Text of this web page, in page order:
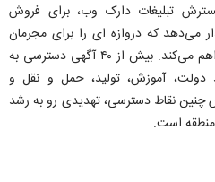
تبلیغات دارک وب، برای فروش
که دروازه ای را برای مجرمان
سایبری برای انجام حملات بیشتر فراهم می‌کند. بیش از ۴۰ آگهی دسترسی به
دولت، آموزش، تولید، حمل و نقل و
نقاط دسترسی، تهدیدی رو به رشد
است.